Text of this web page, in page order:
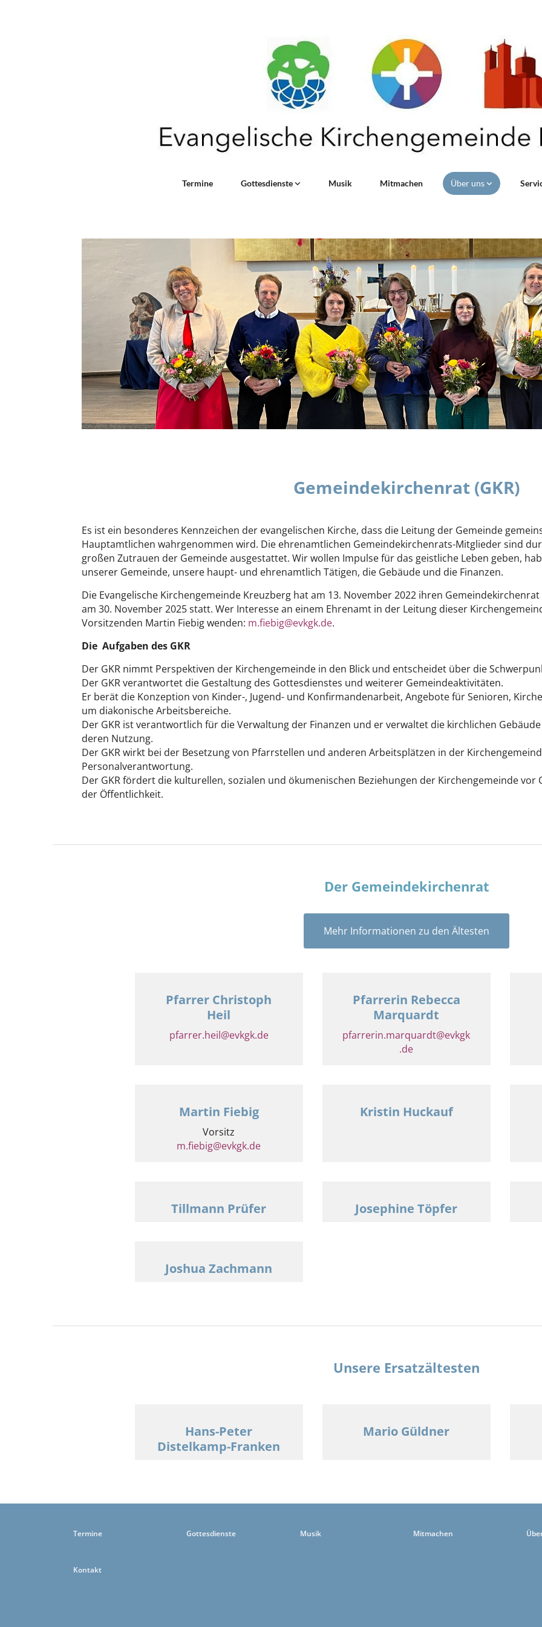
Termine Gottesdienste Musik Mitmachen Über uns
Gemeindekirchenrat (GKR)
Es ist ein besonderes Kennzeichen der evangelischen Kirche, dass die Leitung der Gemeinde
Hauptamtlichen wahrgenommen wird. Die ehrenamtlichen Gemeindekirchenrats-Mitglieder sind
großen Zutrauen der Gemeinde ausgestattet. Wir wollen Impulse für das geistliche Leben geben,
unserer Gemeinde, unsere haupt- und ehrenamtlich Tätigen, die Gebäude und die Finanzen.
Die Evangelische Kirchengemeinde Kreuzberg hat am 13. November 2022 ihren
am 30. November 2025 statt. Wer Interesse an einem Ehrenamt in der Leitung dieser
Vorsitzenden Martin Fiebig wenden: m.fiebig@evkgk.de.
Die Aufgaben des GKR
Der GKR nimmt Perspektiven der Kirchengemeinde in den Blick und entscheidet über die
Der GKR verantwortet die Gestaltung des Gottesdienstes und weiterer Gemeindeaktivitäten.
Er berät die Konzeption von Kinder-, Jugend- und Konfirmandenarbeit, Angebote für Senioren,
um diakonische Arbeitsbereiche.
Der GKR ist verantwortlich für die Verwaltung der Finanzen und er verwaltet die kirchlichen
deren Nutzung.
Der GKR wirkt bei der Besetzung von Pfarrstellen und anderen Arbeitsplätzen in der
Personalverantwortung.
Der GKR fördert die kulturellen, sozialen und ökumenischen Beziehungen der Kirchengemeinde
der Öffentlichkeit.
Der Gemeindekirchenrat
Mehr Informationen zu den Ältesten
Pfarrer Christoph
Heil
pfarrer.heil@evkgk.de
Pfarrerin Rebecca
Marquardt
pfarrerin.marquardt@evkgk
.de
Martin Fiebig
Vorsitz
m.fiebig@evkgk.de
Kristin Huckauf
Tillmann Prüfer Josephine Töpfer
Joshua Zachmann
Unsere Ersatzältesten
Hans-Peter
Distelkamp-Franken
Mario Güldner
Termine Gottesdienste Musik Mitmachen
Kontakt